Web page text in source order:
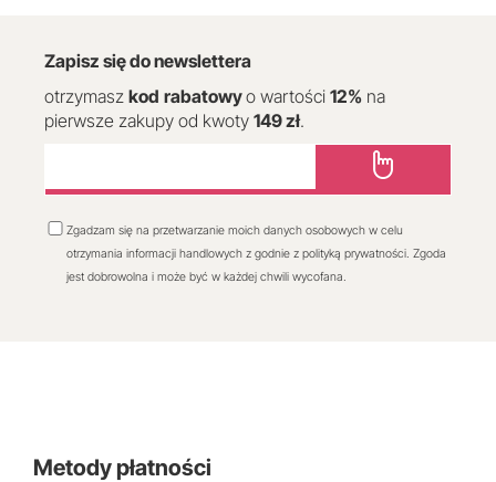
Zapisz się do newslettera
otrzymasz kod rabatowyo wartości 12% na
pierwsze zakupy od kwoty 149 zł.
Zgadzam się na przetwarzanie moich danych osobowych w celu
otrzymania informacji handlowych z godnie z polityką prywatności. Zgoda
jest dobrowolna i może być w każdej chwili wycofana.
Metody płatności